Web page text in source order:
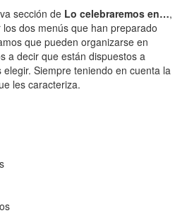
sección de Lo celebraremos en…,
dos menús que han preparado
que pueden organizarse en
a decir que están dispuestos a
Siempre teniendo en cuenta la
les caracteriza.